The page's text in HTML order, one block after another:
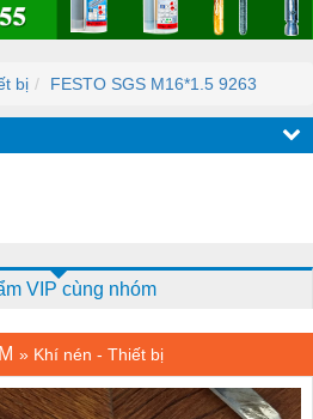
bị FESTO SGS M16*1.5 9263
VIP cùng nhóm
» Khí nén - Thiết bị